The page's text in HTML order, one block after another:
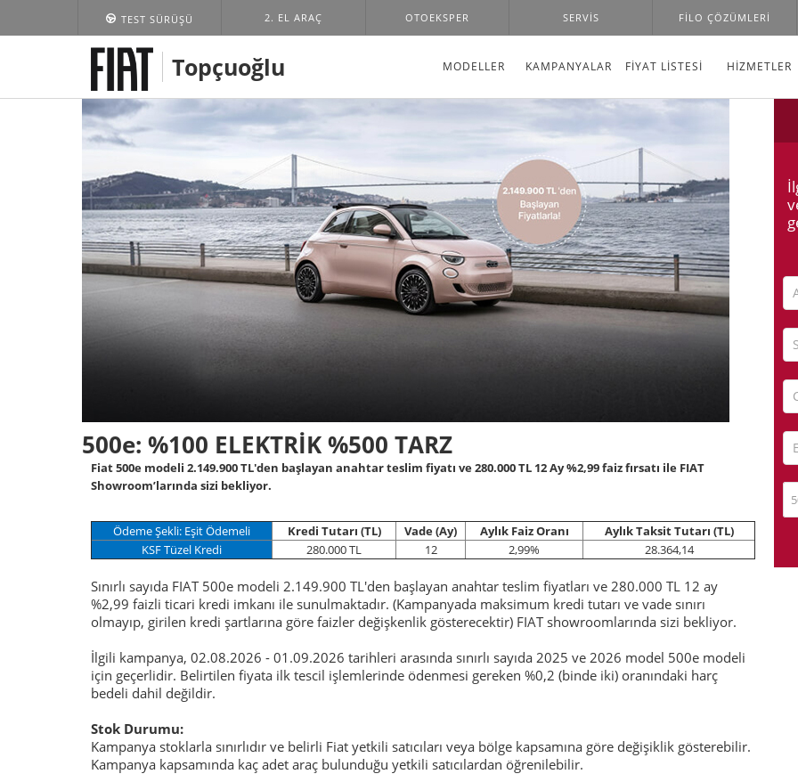
TEST SÜRÜŞÜ 2. EL ARAÇ OTOEKSPER SERVIS FILO ÇÖZÜMLERI
Topçuoğlu MODELLER KAMPANYALAR FİYAT LİSTESİ HIZMETLER
500e: %100 ELEKTRİK %500 TARZ
Fiat 500e modeli 2.149.900 TL'den başlayan anahtar teslim fiyatı ve 280.000 TL 12 Ay %2,99 faiz fırsatı ile FIAT
Showroom’larında sizi bekliyor.
Ödeme Şekli: Eşit Ödemeli Kredi Tutarı (TL) Vade (Ay) Aylık Faiz Oranı
Aylık Taksit Tutarı (TL)
KSF Tüzel Kredi
280.000 TL 12 2,99% 28.364,14
Sınırlı sayıda FIAT 500e modeli 2.149.900 TL'den başlayan anahtar teslim fiyatları ve 280.000 TL 12 ay
%2,99 faizli ticari kredi imkanı ile sunulmaktadır. (Kampanyada maksimum kredi tutarı ve vade sınırı
olmayıp, girilen kredi şartlarına göre faizler değişkenlik gösterecektir) FIAT showroomlarında sizi bekliyor.
İlgili kampanya, 02.08.2026 - 01.09.2026 tarihleri arasında sınırlı sayıda 2025 ve 2026 model 500e modeli
için geçerlidir. Belirtilen fiyata ilk tescil işlemlerinde ödenmesi gereken %0,2 (binde iki) oranındaki harç
bedeli dahil değildir.
Stok Durumu:
Kampanya stoklarla sınırlıdır ve belirli Fiat yetkili satıcıları veya bölge kapsamına göre değişiklik gösterebilir.
Kampanya kapsamında kaç adet araç bulunduğu yetkili satıcılardan öğrenilebilir.